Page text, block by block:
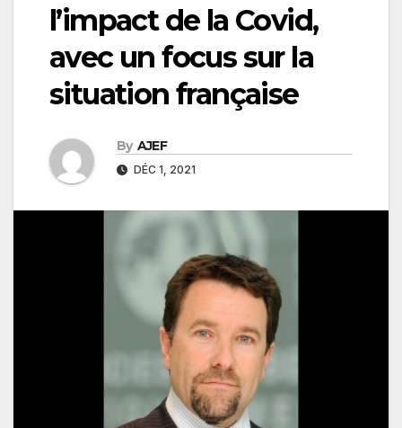
l’impact de la Covid,
avec un focus sur la
situation française
By AJEF
DÉC 1, 2021